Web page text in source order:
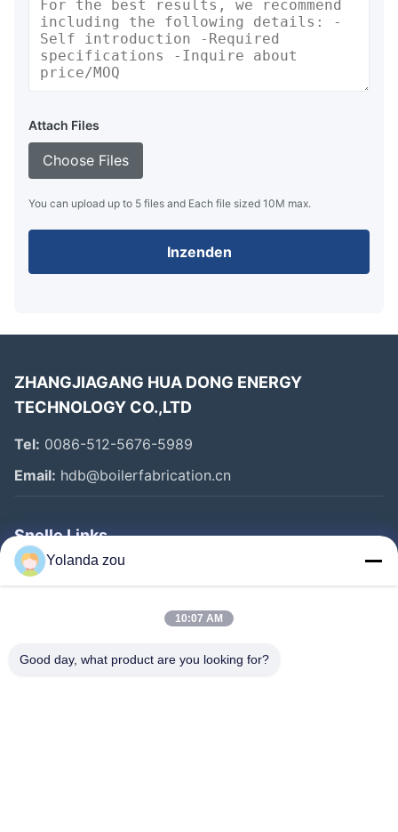
Attach Files
Choose Files
You can upload up to 5 files and Each file sized 10M max.
Inzenden
ZHANGJIAGANG HUA DONG ENERGY
TECHNOLOGY CO.,LTD
Tel: 0086-512-5676-5989
Email: hdb@boilerfabrication.cn
Snelle Links
Huis
Fabrieksreis
Yolanda zou
10:07 AM
Good day, what product are you looking for?